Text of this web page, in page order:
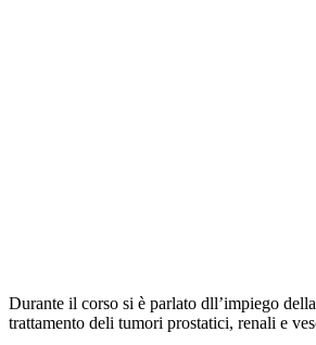
Durante il corso si è parlato dll’impiego
trattamento deli tumori prostatici, renali e